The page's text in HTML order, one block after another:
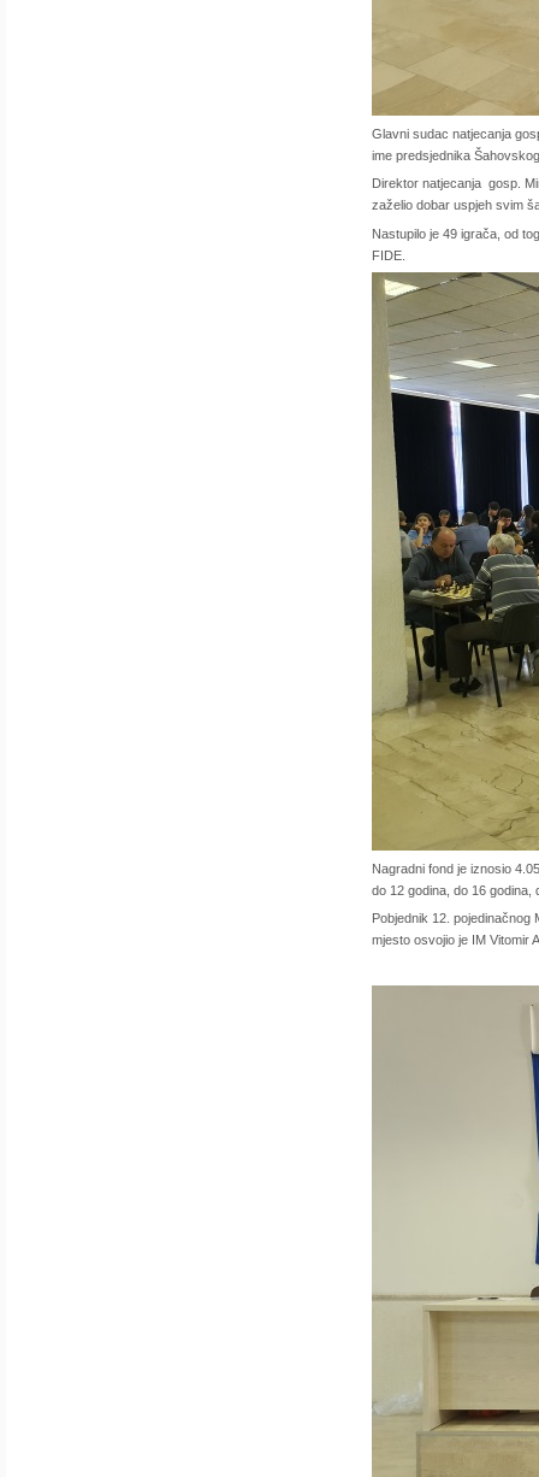
Glavni sudac natjecanja
ime predsjednika
Direktor natjecanja gosp.
zaželio dobar uspjeh svim
Nastupilo je 49 igrača, od
FIDE.
Nagradni fond je iznosio
do 12 godina, do 16 godina,
Pobjednik 12.
mjesto osvojio je IM Vitomir